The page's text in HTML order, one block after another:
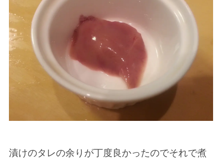
漬けのタレの余りが丁度良かったのでそれで煮